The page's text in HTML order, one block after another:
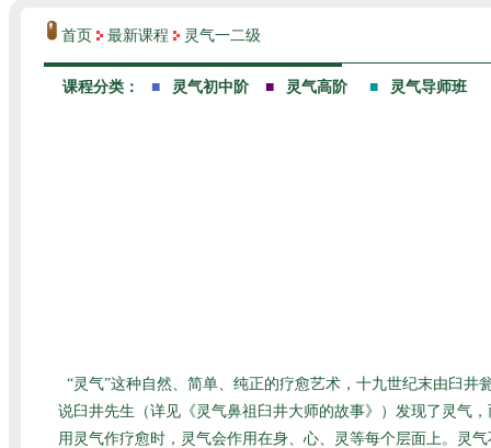
首页 最新课程 灵气一二级
“灵气”这种自然、简单、纯正的疗愈艺术，十九世纪末由臼
说臼井先生（详见 《灵气鼻祖臼井大师的故事》
）发现了灵气
用灵气作疗愈时，灵气会作用在身、心、灵等每个层面上。灵